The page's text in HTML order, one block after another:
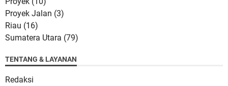
Proyek Jalan (3)
Riau (16)
Sumatera Utara (79)
TENTANG & LAYANAN
Redaksi